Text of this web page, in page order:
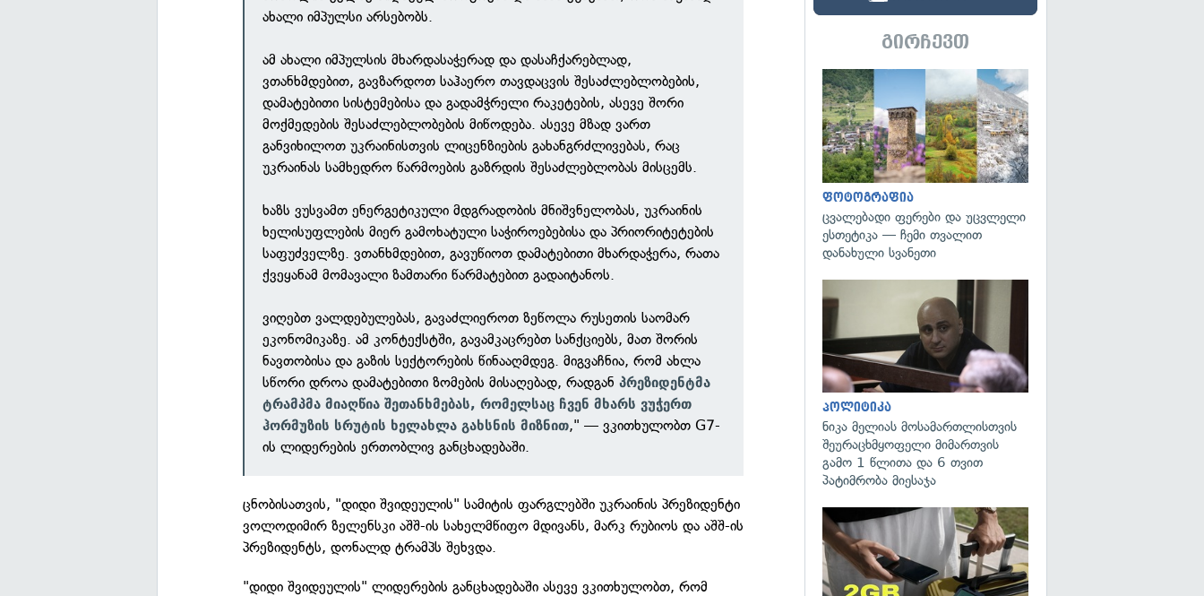
ახალი იმპულსი არსებობს.
ამ ახალი იმპულსის მხარდასაჭერად და დასაჩქარებლად,
ვთანხმდებით, გავზარდოთ საჰაერო თავდაცვის შესაძლებლობების,
დამატებითი სისტემებისა და გადამჭრელი რაკეტების, ასევე შორი
მოქმედების შესაძლებლობების მიწოდება. ასევე მზად ვართ
განვიხილოთ უკრაინისთვის ლიცენზიების გახანგრძლივებას, რაც
უკრაინას სამხედრო წარმოების გაზრდის შესაძლებლობას მისცემს.
ხაზს ვუსვამთ ენერგეტიკული მდგრადობის მნიშვნელობას, უკრაინის
ხელისუფლების მიერ გამოხატული საჭიროებებისა და პრიორიტეტების
საფუძველზე. ვთანხმდებით, გავუწიოთ დამატებითი მხარდაჭერა, რათა
ქვეყანამ მომავალი ზამთარი წარმატებით გადაიტანოს.
ვიღებთ ვალდებულებას, გავაძლიეროთ ზეწოლა რუსეთის საომარ
ეკონომიკაზე. ამ კონტექსტში, გავამკაცრებთ სანქციებს, მათ შორის
ნავთობისა და გაზის სექტორების წინააღმდეგ. მიგვაჩნია, რომ ახლა
სწორი დროა დამატებითი ზომების მისაღებად, რადგანპრეზიდენტმა
ტრამპმა მიაღწია შეთანხმებას, რომელსაც ჩვენ მხარს ვუჭერთ
ჰორმუზის სრუტის ხელახლა გახსნის მიზნით," — ვკითხულობთ G7-
ის ლიდერების ერთობლივ განცხადებაში.
ცნობისათვის, "დიდი შვიდეულის" სამიტის ფარგლებში უკრაინის პრეზიდენტი
ვოლოდიმირ ზელენსკი აშშ-ის სახელმწიფო მდივანს, მარკ რუბიოს და აშშ-ის
პრეზიდენტს, დონალდ ტრამპს შეხვდა.
"დიდი შვიდეულის" ლიდერების განცხადებაში ასევე ვკითხულობთ, რომ
გირჩევთ
ფოტოგრაფია
ცვალებადი ფერები და უცვლელი
ესთეტიკა — ჩემი თვალით
დანახული სვანეთი
პოლიტიკა
ნიკა მელიას მოსამართლისთვის
შეურაცხმყოფელი მიმართვის
გამო 1 წლითა და 6 თვით
პატიმრობა მიესაჯა